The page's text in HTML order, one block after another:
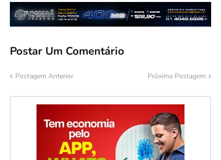
Postar Um Comentário
Postagem Anterior Próxima Postagem